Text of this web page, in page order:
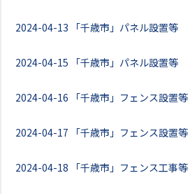
2024-04-13 「千歳市」パネル設置等
2024-04-15 「千歳市」パネル設置等
2024-04-16 「千歳市」フェンス設置等
2024-04-17 「千歳市」フェンス設置等
2024-04-18 「千歳市」フェンス工事等